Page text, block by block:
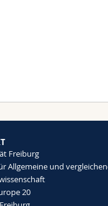
Freiburg
Allgemeine und
20